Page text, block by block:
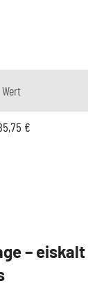
Wert
€
–